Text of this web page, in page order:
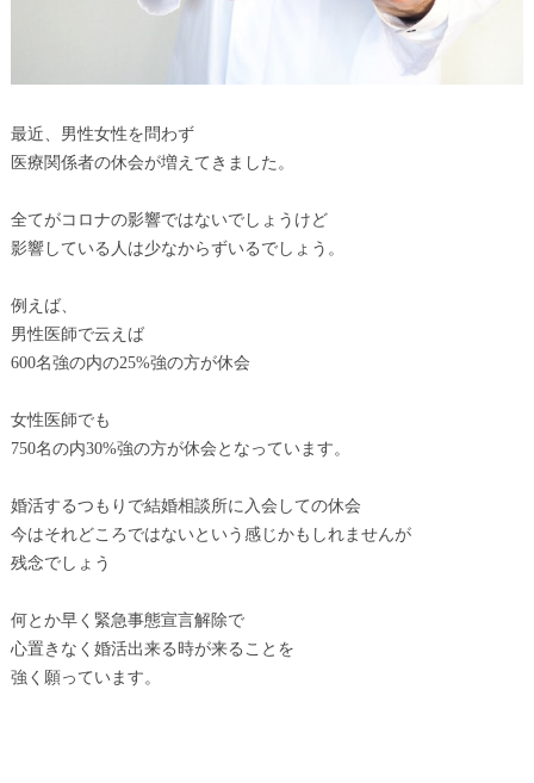
最近、男性女性を問わず
医療関係者の休会が増えてきました。
全てがコロナの影響ではないでしょうけど
影響している人は少なからずいるでしょう。
例えば、
男性医師で云えば
600名強の内の25%強の方が休会
女性医師でも
750名の内30%強の方が休会となっています。
婚活するつもりで結婚相談所に入会しての休会
今はそれどころではないという感じかもしれませんが
残念でしょう
何とか早く緊急事態宣言解除で
心置きなく婚活出来る時が来ることを
強く願っています。